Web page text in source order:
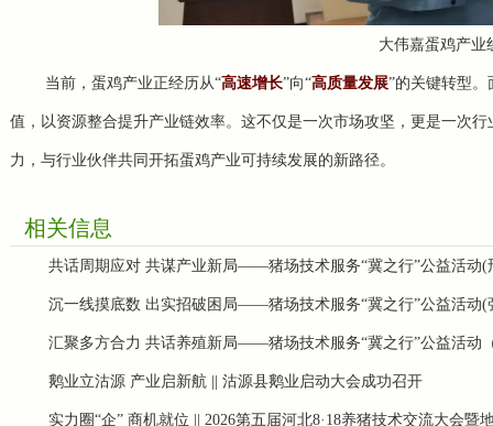
大伟嘉蛋鸡产业
当前，蛋鸡产业正经历从“高速增长”向“高质量发展”的关键转型
值，以资源整合提升产业链效率。这不仅是一次市场攻坚，更是一次
力，与行业伙伴共同开拓蛋鸡产业可持续发展的新路径。
相关信息
共话周期应对 共谋产业新局——猪场技术服务“冀之行”公益活动(
沉一线摸底数 出实招破困局——猪场技术服务“冀之行”公益活动(
汇聚多方合力 共话养殖新局——猪场技术服务“冀之行”公益活动
鹅业立沽源 产业启新航 || 沽源县鹅业启动大会成功召开
实力圈“企” 商机就位 || 2026第五届河北8·18养猪技术交流大会暨